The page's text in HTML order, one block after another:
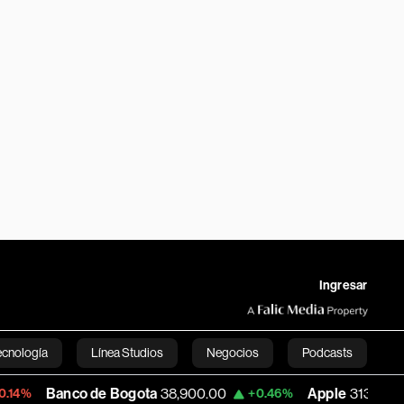
Ingresar
Línea Studios Negocios Podcasts
English
de Bogota 38,900.00 +0.46% Apple 313.305 +0.25%